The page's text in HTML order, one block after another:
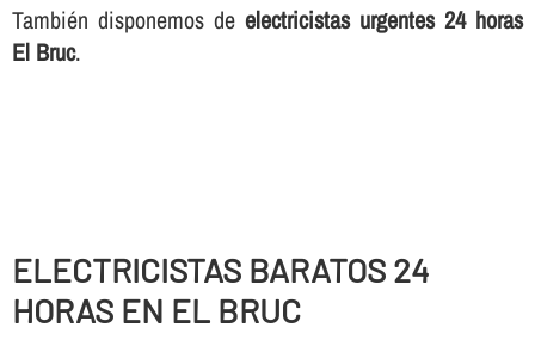
También disponemos de electricistas urgentes 24 horas
El Bruc.
ELECTRICISTAS BARATOS 24
HORAS EN EL BRUC